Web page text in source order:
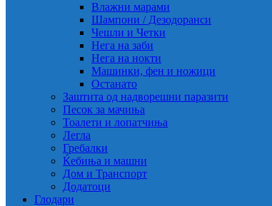
Влажни марами
Шампони / Дезодоранси
Чешли и Четки
Нега на заби
Нега на нокти
Машинки, фен и ножици
Останато
Заштита од надворешни паразити
Песок за мачиња
Тоалети и лопатчиња
Легла
Гребалки
Ќебиња и машни
Дом и Транспорт
Додатоци
Глодари